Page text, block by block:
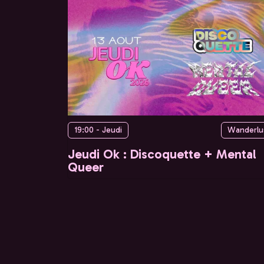
19:00 - Jeudi
Jeudi Ok : Discoquette + Mental
Queer